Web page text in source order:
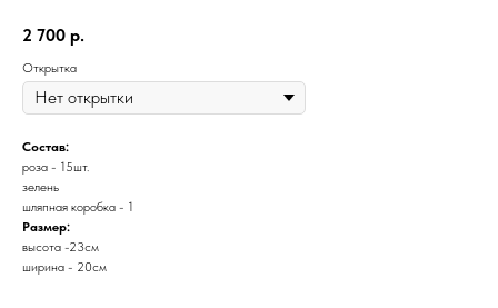
2 700 р.
Открытка
Состав:
роза - 15шт.
зелень
шляпная коробка - 1
Размер:
высота -23см
ширина - 20см